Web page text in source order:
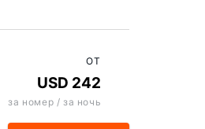
ОТ
USD 242
за номер / за ночь